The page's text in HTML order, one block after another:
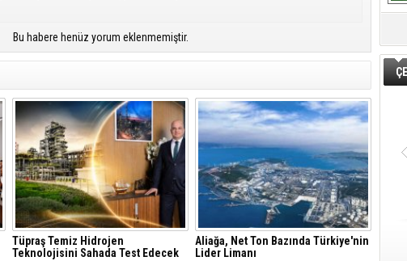
Bu habere henüz yorum eklenmemiştir.
Tüpraş Temiz Hidrojen
Teknolojisini Sahada Test Edecek
Aliağa, Net Ton Bazında Türkiye'nin
Lider Limanı